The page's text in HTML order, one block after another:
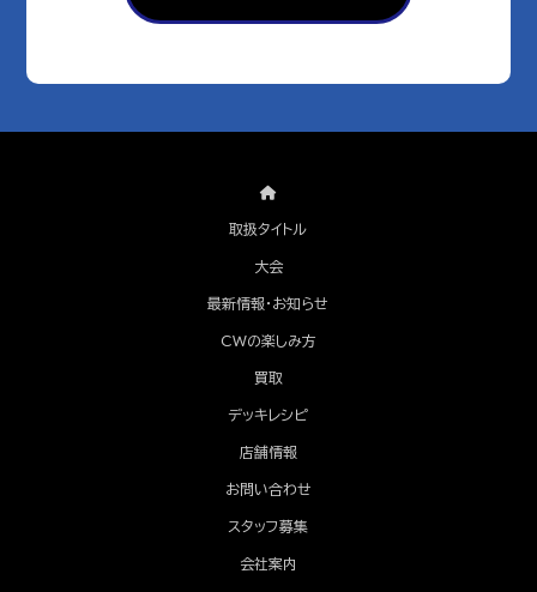
取扱タイトル
大会
最新情報・お知らせ
CWの楽しみ方
買取
デッキレシピ
店舗情報
お問い合わせ
スタッフ募集
会社案内